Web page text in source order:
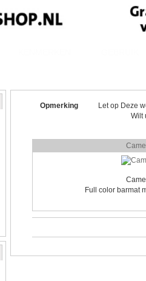
Opmerking
Let op Deze
Wilt
Full color barmat